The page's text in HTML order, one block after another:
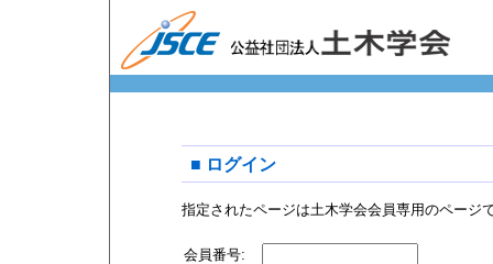
■ ログイン
指定されたページは土木学会会員専用のページ
会員番号: